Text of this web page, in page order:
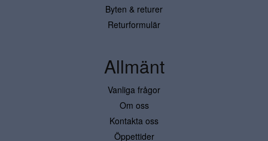
Byten & returer
Returformulär
Allmänt
Vanliga frågor
Om oss
Kontakta oss
Öppettider